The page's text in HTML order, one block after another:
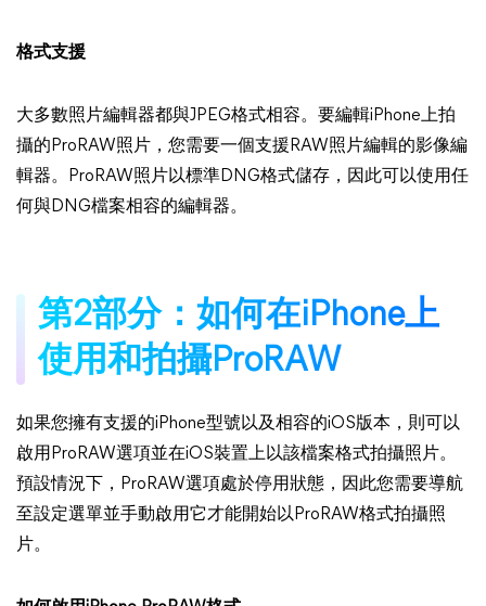
格式支援
大多數照片編輯器都與JPEG格式相容。要編輯iPhone上拍
攝的ProRAW照片，您需要一個支援RAW照片編輯的影像編
輯器。ProRAW照片以標準DNG格式儲存，因此可以使用任
何與DNG檔案相容的編輯器。
第2部分：如何在iPhone上
使用和拍攝ProRAW
如果您擁有支援的iPhone型號以及相容的iOS版本，則可以
啟用ProRAW選項並在iOS裝置上以該檔案格式拍攝照片。
預設情況下，ProRAW選項處於停用狀態，因此您需要導航
至設定選單並手動啟用它才能開始以ProRAW格式拍攝照
片。